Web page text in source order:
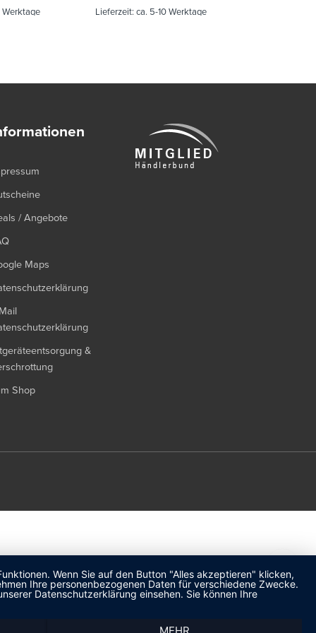
Werktage
Lieferzeit: ca. 5-10 Werktage
/ Angebote
Maps
&
Shop
Wenn Sie auf den Button "Alles akzeptieren" klicken,
Ihre personenbezogenen Daten für verschiedene Zwecke.
Datenschutzerklärung einsehen. Sie können Ihre